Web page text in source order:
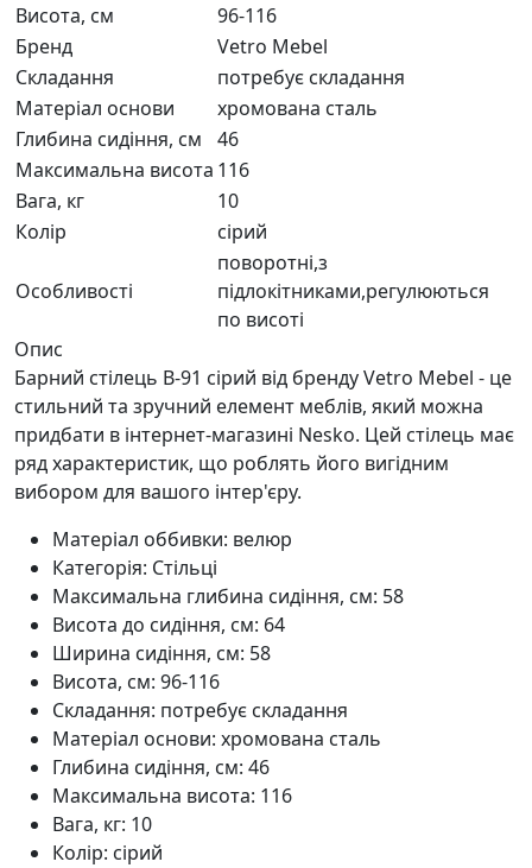
Висота, см
96-116
Бренд
Vetro Mebel
Складання
потребує складання
Матеріал основи
хромована сталь
Глибина сидіння, см
46
Максимальна висота 116
Вага, кг
10
Колір
сірий
Особливості
поворотні,з
підлокітниками,регулюються
по висоті
Опис
Барний стілець B-91 сірий від бренду Vetro Mebel - це
стильний та зручний елемент меблів, який можна
придбати в інтернет-магазині Nesko. Цей стілець має
ряд характеристик, що роблять його вигідним
вибором для вашого інтер'єру.
Матеріал оббивки: велюр
Категорія: Стільці
Максимальна глибина сидіння, см: 58
Висота до сидіння, см: 64
Ширина сидіння, см: 58
Висота, см: 96-116
Складання: потребує складання
Матеріал основи: хромована сталь
Глибина сидіння, см: 46
Максимальна висота: 116
Вага, кг: 10
Колір: сірий